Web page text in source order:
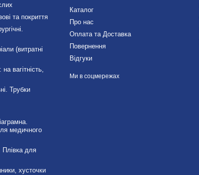
та покриття
(витратні
вагітність,
Трубки
медичного
Плівка для
хусточки
Каталог
Про нас
Оплата та Доставка
Повернення
Відгуки
Ми в соцмережах